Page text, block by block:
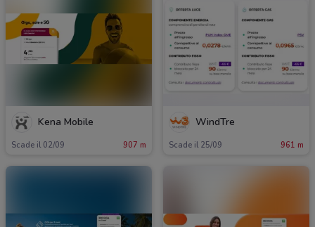
Kena Mobile
Scade il 02/09 907 m
WindTre
Scade il 25/09 961 m